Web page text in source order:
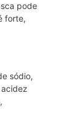
pode
forte,
sódio,